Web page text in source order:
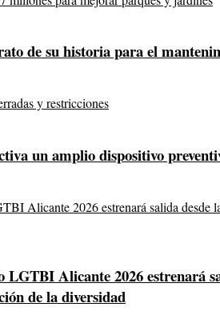
de su historia para el
un amplio dispositivo
Alicante 2026 estrenará
de la diversidad